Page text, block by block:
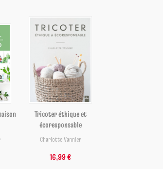
Tricoter éthique et
écoresponsable
Charlotte Vannier
16,99 €